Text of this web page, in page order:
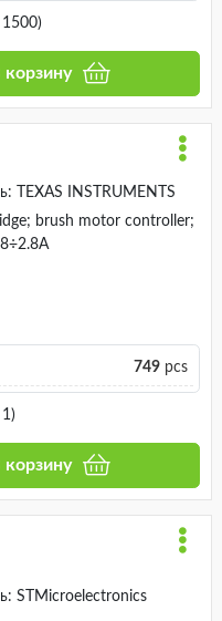
корзину
TEXAS INSTRUMENTS
brush motor controller;
749pcs
корзину
STMicroelectronics